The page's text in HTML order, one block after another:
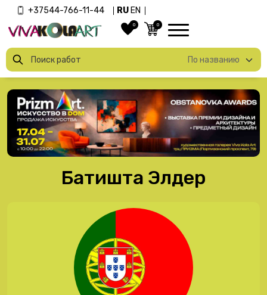
+37544-766-11-44 RU EN
0 0
Батишта Элдер